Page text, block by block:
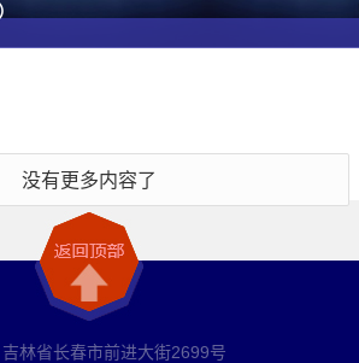
没有更多内容了
林省长春市前进大街2699号